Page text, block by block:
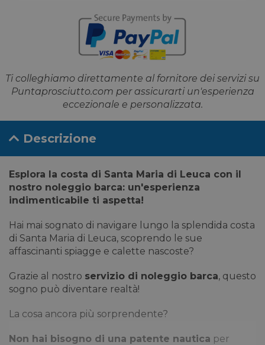
Ti colleghiamo direttamente al fornitore dei servizi su
Puntaprosciutto.com per assicurarti un'esperienza
eccezionale e personalizzata.
Descrizione
Esplora la costa di Santa Maria di Leuca con il
nostro noleggio barca: un'esperienza
indimenticabile ti aspetta!
Hai mai sognato di navigare lungo la splendida costa
di Santa Maria di Leuca, scoprendo le sue
affascinanti spiagge e calette nascoste?
Grazie al nostro servizio di noleggio barca, questo
sogno può diventare realtà!
La cosa ancora più sorprendente?
Non hai bisogno di una patente nautica per